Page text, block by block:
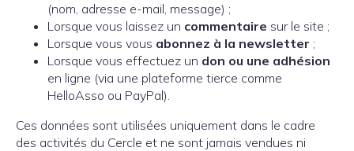
(nom, adresse e-mail, message) ;
Lorsque vous laissez un commentaire sur le site ;
Lorsque vous vous abonnez à la newsletter ;
Lorsque vous effectuez un don ou une adhésion
en ligne (via une plateforme tierce comme
HelloAsso ou PayPal).
Ces données sont utilisées uniquement dans le cadre
des activités du Cercle et ne sont jamais vendues ni